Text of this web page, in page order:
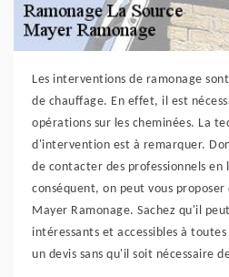
Les interventions de ramonage
de chauffage. En effet, il est
opérations sur les cheminées. La
d'intervention est à remarquer.
de contacter des professionnels en
conséquent, on peut vous
Mayer Ramonage. Sachez qu'il
intéressants et accessibles à
un devis sans qu'il soit nécessaire